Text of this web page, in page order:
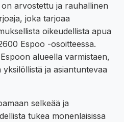
arvostettu ja rauhallinen
joka tarjoaa
oikeudellista apua
Espoo -osoitteessa.
alueella varmistaen,
ja asiantuntevaa
selkeää ja
tukea monenlaisissa